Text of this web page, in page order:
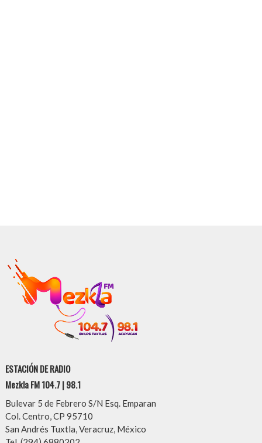
ESTACIÓN DE RADIO
Mezkla FM 104.7 | 98.1
Bulevar 5 de Febrero S/N Esq. Emparan
Col. Centro, CP 95710
San Andrés Tuxtla, Veracruz, México